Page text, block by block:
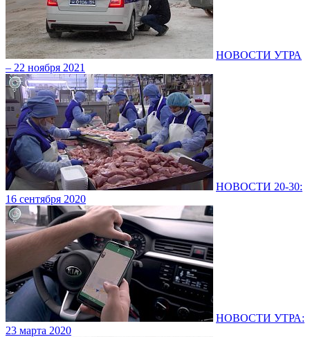
НОВОСТИ УТРА
– 22 ноября 2021
НОВОСТИ 20-30:
16 сентября 2020
НОВОСТИ УТРА:
23 марта 2020